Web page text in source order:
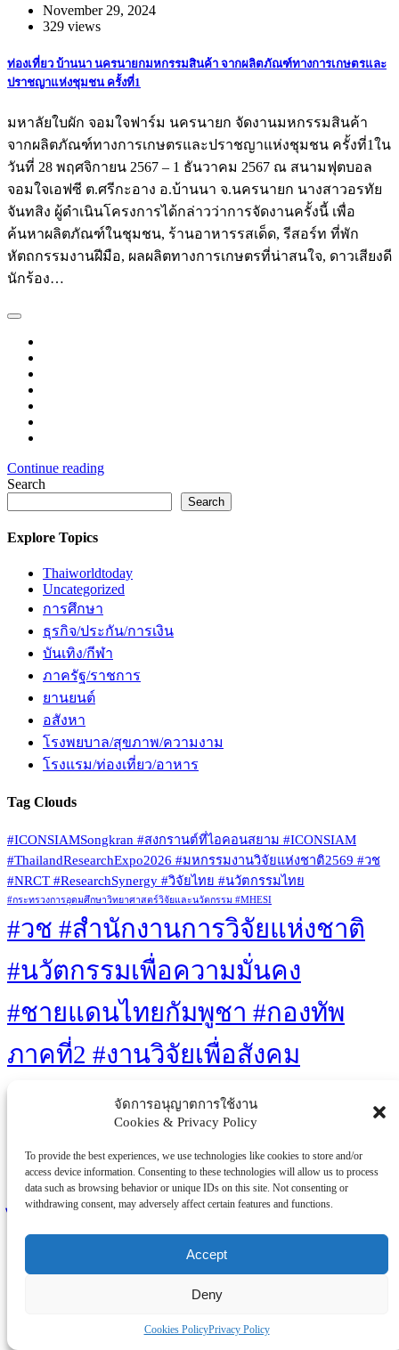
จัดการอนุญาตการใช้งาน
Cookies & Privacy Policy
To provide the best experiences, we use technologies like cookies to store and/or
access device information. Consenting to these technologies will allow us to process
data such as browsing behavior or unique IDs on this site. Not consenting or
withdrawing consent, may adversely affect certain features and functions.
Accept
Deny
Cookies PolicyPrivacy Policy
November 29, 2024
329 views
ท่องเที่ยว บ้านนา นครนายกมหกรรมสินค้า จากผลิตภัณฑ์ทางการเกษตรและ
ปราชญาแห่งชุมชน ครั้งที่1
มหาลัยใบผัก จอมใจฟาร์ม นครนายก จัดงานมหกรรมสินค้า
จากผลิตภัณฑ์ทางการเกษตรและปราชญาแห่งชุมชน ครั้งที่1ใน
วันที่ 28 พฤศจิกายน 2567 – 1 ธันวาคม 2567 ณ สนามฟุตบอล
จอมใจเอฟซี ต.ศรีกะอาง อ.บ้านนา จ.นครนายก นางสาวอรทัย
จันทสิง ผู้ดำเนินโครงการได้กล่าวว่าการจัดงานครั้งนี้ เพื่อ
ค้นหาผลิตภัณฑ์ในชุมชน, ร้านอาหารรสเด็ด, รีสอร์ท ที่พัก
หัตถกรรมงานฝีมือ, ผลผลิตทางการเกษตรที่น่าสนใจ, ดาวเสียงดี
นักร้อง…
Continue reading
Search
Search
Explore Topics
Thaiworldtoday
Uncategorized
การศึกษา
ธุรกิจ/ประกัน/การเงิน
บันเทิง/กีฬา
ภาครัฐ/ราชการ
ยานยนต์
อสังหา
โรงพยบาล/สุขภาพ/ความงาม
โรงแรม/ท่องเที่ยว/อาหาร
Tag Clouds
#ICONSIAMSongkran #สงกรานต์ที่ไอคอนสยาม #ICONSIAM
#ThailandResearchExpo2026 #มหกรรมงานวิจัยแห่งชาติ2569 #วช
#NRCT #ResearchSynergy #วิจัยไทย #นวัตกรรมไทย
#กระทรวงการอุดมศึกษาวิทยาศาสตร์วิจัยและนวัตกรรม #MHESI
#วช #สำนักงานการวิจัยแห่งชาติ
#นวัตกรรมเพื่อความมั่นคง
#ชายแดนไทยกัมพูชา #กองทัพ
ภาคที่2 #งานวิจัยเพื่อสังคม
#เทคโนโลยีไทย #โดรนลาด
ตระเวน #บล็อกผนังนวัตกรรมสี
เขียว #เท้าเทียมไดนามิก #ไทยวิจัย
Gaming Gaming Culture
Sustainability Technology